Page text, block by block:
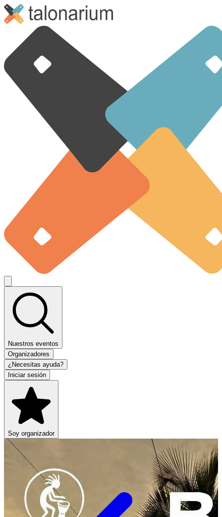
Nuestros eventos
Organizadores
¿Necesitas ayuda?
Iniciar sesión
Soy organizador